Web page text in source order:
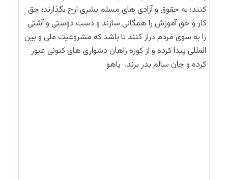
کنند؛ به حقوق و آزادی های مسلم بشری ارج بگذارند؛ حق
کار و حق آموزش را همگانی سازند و دست دوستی و آشتی
را به سوی مردم دراز کنند تا باشد که مشروعیت ملی و بین
المللی پیدا کرده و از کوره راهان دشواری های کنونی عبور
کرده و جان سالم بدر برند. یاهو